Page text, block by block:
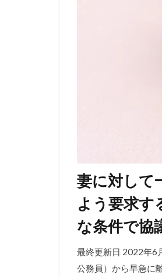
妻に対して
よう要求す
な条件で協
最終更新日 2022年6
公務員）から早急に